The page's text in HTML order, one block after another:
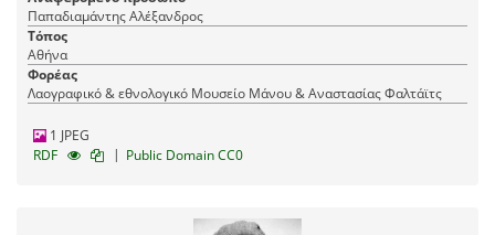
Παπαδιαμάντης Αλέξανδρος
Τόπος
Αθήνα
Φορέας
Λαογραφικό & εθνολογικό Μουσείο Μάνου & Αναστασίας Φαλτάϊτς
1 JPEG
RDF
| Public Domain CC0